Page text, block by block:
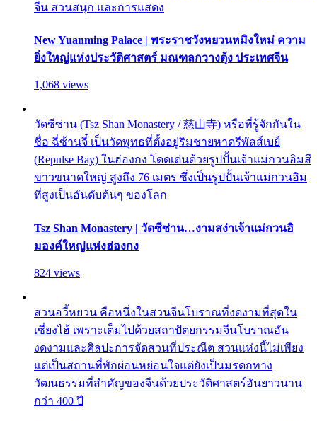
จีน สวนสนุก และการแสดง
New Yuanming Palace | พระราชวังหยวนหมิงใหม่ ความ
ยิ่งใหญ่แห่งประวัติศาสตร์ มณฑลกวางตุ้ง ประเทศจีน
1,068 views
วัดซีซ่าน (Tsz Shan Monastery / 慈山寺) หรือที่รู้จักกันใน
ชื่อ ฉี่ซ้านจี๋ เป็นวัดพุทธที่ตั้งอยู่ริมชายหาดรีพัลส์เบย์
(Repulse Bay) ในฮ่องกง โดดเด่นด้วยรูปปั้นเจ้าแม่กวนอิมสี
ขาวขนาดใหญ่ สูงถึง 76 เมตร ซึ่งเป็นรูปปั้นเจ้าแม่กวนอิม
ที่สูงเป็นอันดับต้นๆ ของโลก
Tsz Shan Monastery | วัดซีซ่าน…งามสง่าเจ้าแม่กวนอิ
มองค์ใหญ่แห่งฮ่องกง
824 views
สวนอวี้หยวน คือหนึ่งในสวนจีนโบราณที่งดงามที่สุดใน
เซี่ยงไฮ้ เพราะเต็มไปด้วยสถาปัตยกรรมจีนโบราณอัน
งดงามและศิลปะการจัดสวนที่ประณีต สวนแห่งนี้ไม่เพียง
แต่เป็นสถานที่พักผ่อนหย่อนใจแต่ยังเป็นมรดกทาง
วัฒนธรรมที่สำคัญของจีนด้วยประวัติศาสตร์อันยาวนาน
กว่า 400 ปี